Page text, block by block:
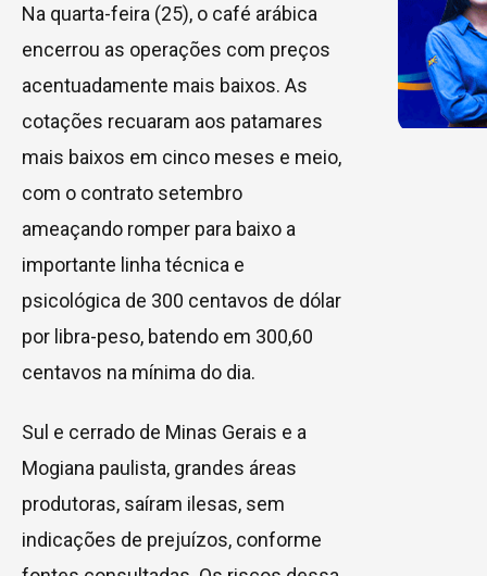
Na quarta-feira (25), o café arábica
encerrou as operações com preços
acentuadamente mais baixos. As
cotações recuaram aos patamares
mais baixos em cinco meses e meio,
com o contrato setembro
ameaçando romper para baixo a
importante linha técnica e
psicológica de 300 centavos de dólar
por libra-peso, batendo em 300,60
centavos na mínima do dia.
Sul e cerrado de Minas Gerais e a
Mogiana paulista, grandes áreas
produtoras, saíram ilesas, sem
indicações de prejuízos, conforme